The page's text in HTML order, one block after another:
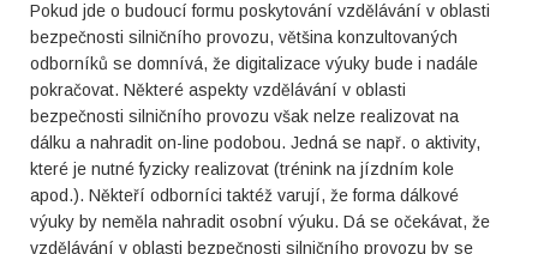
Pokud jde o budoucí formu poskytování vzdělávání v oblasti
bezpečnosti silničního provozu, většina konzultovaných
odborníků se domnívá, že digitalizace výuky bude i nadále
pokračovat. Některé aspekty vzdělávání v oblasti
bezpečnosti silničního provozu však nelze realizovat na
dálku a nahradit on-line podobou. Jedná se např. o aktivity,
které je nutné fyzicky realizovat (trénink na jízdním kole
apod.). Někteří odborníci taktéž varují, že forma dálkové
výuky by neměla nahradit osobní výuku. Dá se očekávat, že
vzdělávání v oblasti bezpečnosti silničního provozu by se